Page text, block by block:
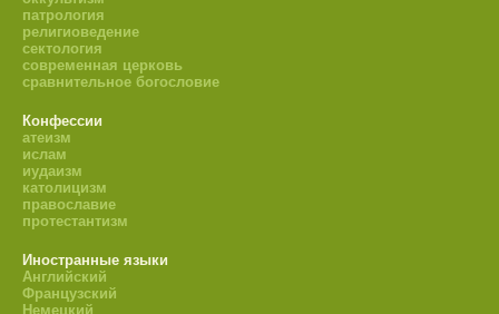
патрология
религиоведение
сектология
современная церковь
сравнительное богословие
Конфессии
атеизм
ислам
иудаизм
католицизм
православие
протестантизм
Иностранные языки
Английский
Французский
Немецкий